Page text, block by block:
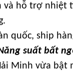
và hỗ trợ nhiệt
quốc, ship
suất bất
Minh vừa bật